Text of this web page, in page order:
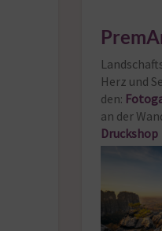
Herz und
den:
an der
Druckshop